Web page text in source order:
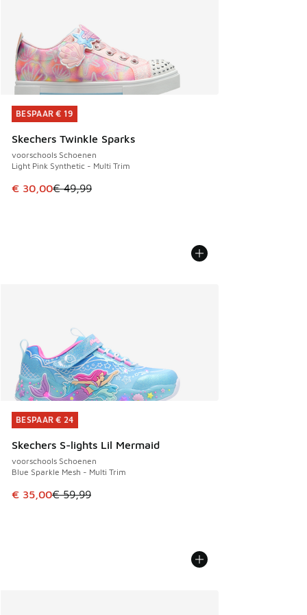
BESPAAR € 19
Skechers Twinkle Sparks
voorschools Schoenen
Light Pink Synthetic - Multi Trim
Dit artikel is in de uitverkoop. Dit artikel is in de
€ 30,00€ 49,99
BESPAAR € 19
BESPAAR € 24
Skechers S-lights Lil Mermaid
voorschools Schoenen
Blue Sparkle Mesh - Multi Trim
Dit artikel is in de uitverkoop. Dit artikel is in de
€ 35,00€ 59,99
BESPAAR € 24